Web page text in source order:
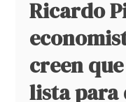
Ricardo
creen
lista para